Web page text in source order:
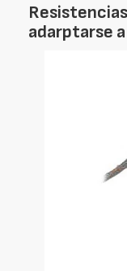
adarptarse